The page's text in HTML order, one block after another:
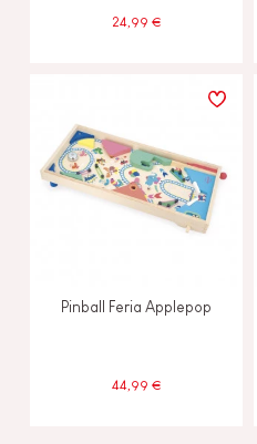
24,99 €
Pinball Feria Applepop
44,99 €